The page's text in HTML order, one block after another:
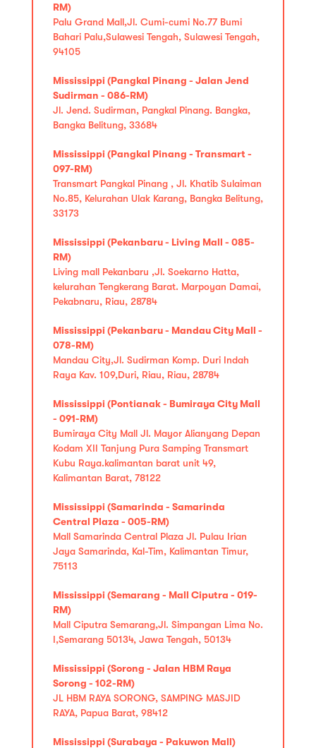
RM)
Palu Grand Mall,Jl. Cumi-cumi No.77 Bumi
Bahari Palu,Sulawesi Tengah, Sulawesi Tengah,
94105
Mississippi (Pangkal Pinang - Jalan Jend
Sudirman - 086-RM)
Jl. Jend. Sudirman, Pangkal Pinang. Bangka,
Bangka Belitung, 33684
Mississippi (Pangkal Pinang - Transmart -
097-RM)
Transmart Pangkal Pinang , Jl. Khatib Sulaiman
No.85, Kelurahan Ulak Karang, Bangka Belitung,
33173
Mississippi (Pekanbaru - Living Mall - 085-
RM)
Living mall Pekanbaru ,Jl. Soekarno Hatta,
kelurahan Tengkerang Barat. Marpoyan Damai,
Pekabnaru, Riau, 28784
Mississippi (Pekanbaru - Mandau City Mall -
078-RM)
Mandau City,Jl. Sudirman Komp. Duri Indah
Raya Kav. 109,Duri, Riau, Riau, 28784
Mississippi (Pontianak - Bumiraya City Mall
- 091-RM)
Bumiraya City Mall Jl. Mayor Alianyang Depan
Kodam XII Tanjung Pura Samping Transmart
Kubu Raya.kalimantan barat unit 49,
Kalimantan Barat, 78122
Mississippi (Samarinda - Samarinda
Central Plaza - 005-RM)
Mall Samarinda Central Plaza Jl. Pulau Irian
Jaya Samarinda, Kal-Tim, Kalimantan Timur,
75113
Mississippi (Semarang - Mall Ciputra - 019-
RM)
Mall Ciputra Semarang,Jl. Simpangan Lima No.
I,Semarang 50134, Jawa Tengah, 50134
Mississippi (Sorong - Jalan HBM Raya
Sorong - 102-RM)
JL HBM RAYA SORONG, SAMPING MASJID
RAYA, Papua Barat, 98412
Mississippi (Surabaya - Pakuwon Mall)